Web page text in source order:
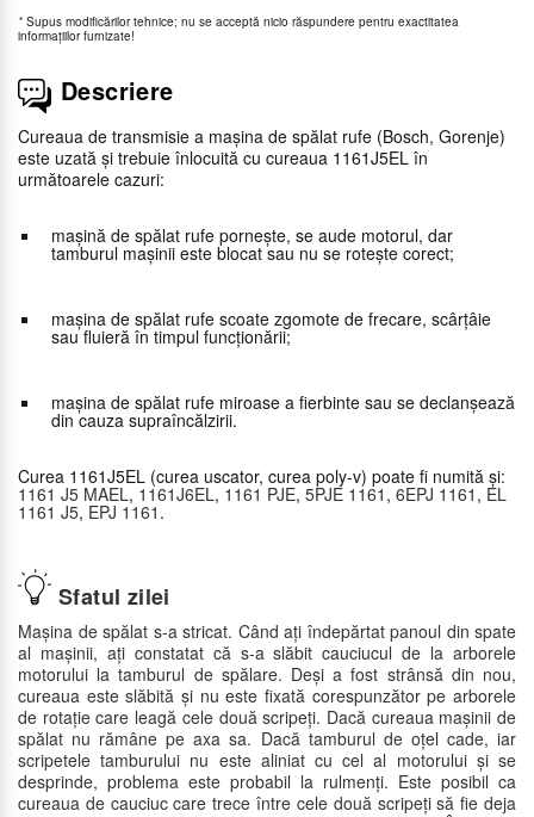
Sfatul zilei
Mașina de spălat s-a stricat. Când ați îndepărtat panoul din spate
al mașinii, ați constatat că s-a slăbit cauciucul de la arborele
motorului la tamburul de spălare. Deși a fost strânsă din nou,
cureaua este slăbită și nu este fixată corespunzător pe arborele
de rotație care leagă cele două scripeți. Dacă cureaua mașinii de
spălat nu rămâne pe axa sa. Dacă tamburul de oțel cade, iar
scripetele tamburului nu este aliniat cu cel al motorului și se
desprinde, problema este probabil la rulmenți. Este posibil ca
cureaua de cauciuc care trece între cele două scripeți să fie deja
* Supus modificărilor tehnice; nu se acceptă nicio răspundere pentru exactitatea
informaţiilor furnizate!
Descriere
Cureaua de transmisie a mașina de spălat rufe (Bosch, Gorenje)
este uzată și trebuie înlocuită cu cureaua 1161J5EL în
următoarele cazuri:
maşină de spălat rufe pornește, se aude motorul, dar
tamburul mașinii este blocat sau nu se rotește corect;
mașina de spălat rufe scoate zgomote de frecare, scârțâie
sau fluieră în timpul funcționării;
mașina de spălat rufe miroase a fierbinte sau se declanșează
din cauza supraîncălzirii.
Curea 1161J5EL (curea uscator, curea poly-v) poate fi numită și:
1161 J5 MAEL, 1161J6EL, 1161 PJE, 5PJE 1161 , 6EPJ 1161 , EL
1161 J5, EPJ 1161 .